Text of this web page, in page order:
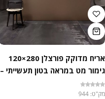
אריח מדוקק פורצלן 280×120
גימור מט במראה בטון תעשייתי –
תוצרת איטליה
מק"ט: 944